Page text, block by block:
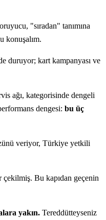
"sıradan" tanımına
konuşalım.
duruyor; kart kampanyası ve
ağı, kategorisinde dengeli
dengesi: bu üç
veriyor, Türkiye yetkili
çekilmiş. Bu kapıdan geçenin
yakın. Tereddütteyseniz